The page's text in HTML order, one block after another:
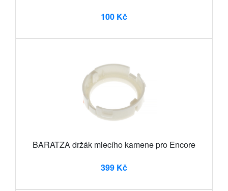
100 Kč
BARATZA držák mlecího kamene pro Encore
399 Kč